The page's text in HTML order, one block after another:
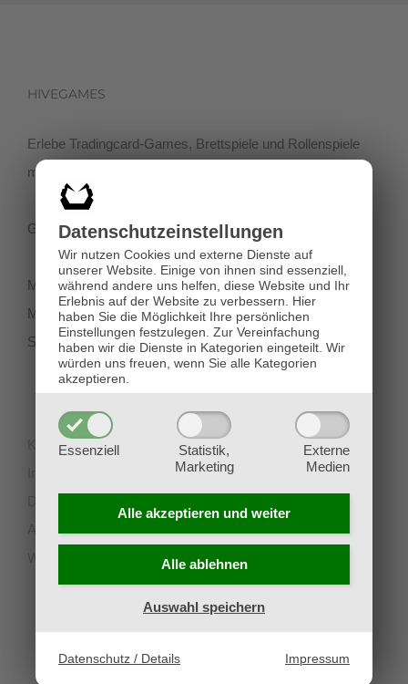
Datenschutz­einstellungen
Wir nutzen Cookies und externe Dienste auf
unserer Website. Einige von ihnen sind essenziell,
während andere uns helfen, diese Website und Ihr
Erlebnis auf der Website zu verbessern. Hier
haben Sie die Möglichkeit Ihre persönlichen
Einstellungen festzulegen. Zur Vereinfachung
haben wir die Dienste in Kategorien eingeteilt. Wir
würden uns freuen, wenn Sie alle Kategorien
akzeptieren.
Essenziell
Statistik,
Marketing
Externe
Medien
Alle akzeptieren und weiter
Alle ablehnen
Auswahl speichern
Datenschutz / Details Impressum
HIVEGAMES
Erlebe Tradingcard-Games, Brettspiele und Rollenspiele
mit einer netten Community in der Klagenfurter Innenstadt!
Getreidegasse 3, 9020 Klagenfurt
Montag-Dienstag 11:00 - 18:00
Mittwoch-Freitag 11:00-19:00
Samstag 12:00 - 18:00
Kontakt